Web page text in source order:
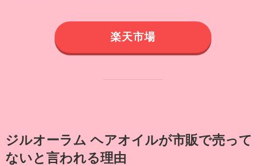
楽天市場
ジルオーラム ヘアオイルが市販で売って
ないと言われる理由